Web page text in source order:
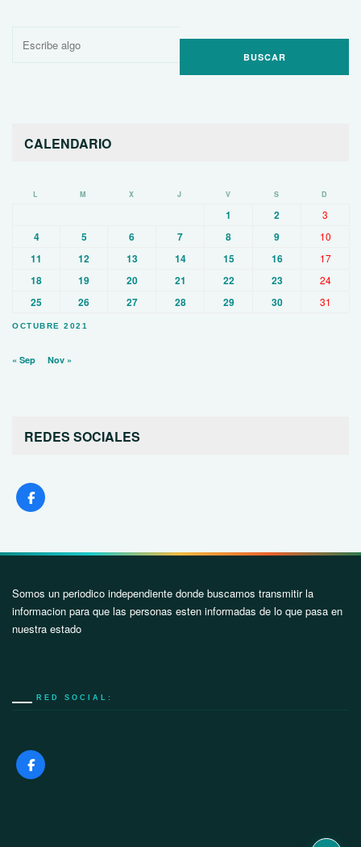
Buscar
CALENDARIO
OCTUBRE 2021
L M X J V S D
1 2 3
4 5 6 7 8 9 10
11 12 13 14 15 16 17
18 19 20 21 22 23 24
25 26 27 28 29 30 31
« Sep Nov »
REDES SOCIALES
Somos un periodico independiente donde buscamos transmitir la
informacion para que las personas esten informadas de lo que pasa en
nuestra estado
RED SOCIAL: